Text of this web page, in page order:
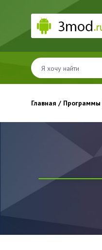
Главная / Программы